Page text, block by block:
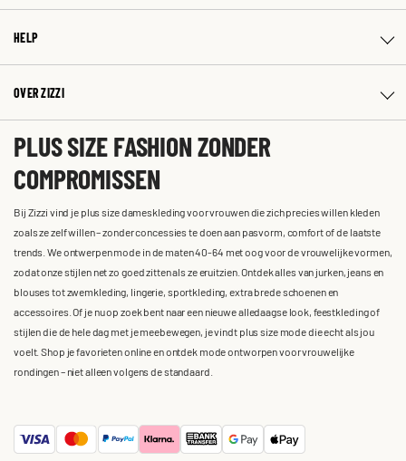
HELP
OVER ZIZZI
PLUS SIZE FASHION ZONDER
COMPROMISSEN
Bij Zizzi vind je plus size dameskleding voor vrouwen die zich precies willen kleden
zoals ze zelf willen – zonder concessies te doen aan pasvorm, comfort of de laatste
trends. We ontwerpen mode in de maten 40-64 met oog voor de vrouwelijke vormen,
zodat onze stijlen net zo goed zitten als ze eruitzien. Ontdek alles van jurken, jeans en
blouses tot zwemkleding, lingerie, sportkleding, extra brede schoenen en
accessoires. Of je nu op zoek bent naar een nieuwe alledaagse look, feestkleding of
stijlen die de hele dag met je meebewegen, je vindt plus size mode die echt als jou
voelt. Shop je favorieten online en ontdek mode ontworpen voor vrouwelijke
rondingen – niet alleen volgens de standaard.